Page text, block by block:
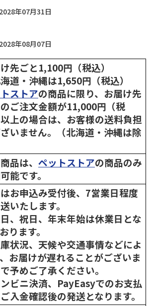
年07月31日
年08月07日
先ごと1,100円（税込）
道・沖縄は1,650円（税込）
ストアの商品に限り、お届け先
ご注文金額が11,000円（税
上の場合は、お客様の送料負担
いません。（北海道・沖縄は除
品は、 ペットストアの商品のみ
能です。
お申込み受付後、7営業日程度
いたします。
、祝日、年末年始は休業日とな
ります。
状況、天候や交通事情などによ
お届けが遅れることがございま
予めご了承ください。
ビニ決済、PayEasyでのお支払
入金確認後の発送となります。